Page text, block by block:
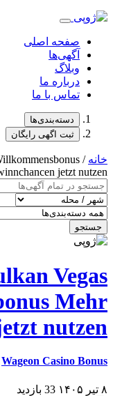
صفحه اصلی
آگهی‌ها
وبلاگ
درباره ما
تماس با ما
دسته‌بندی‌ها
ثبت اگهی رایگان
خانه /
jetzt nutzen
جستجو
Vegas
Mehr
nutzen
Wageon Casino Bonus
۸ تیر ۱۴۰۵ 33 بازدید